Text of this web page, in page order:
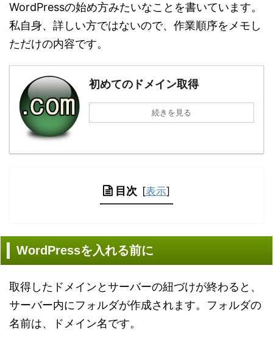
WordPressの始め方みたいなことを書いています。
私自身、詳しい方ではないので、作業順序をメモし
ただけの内容です。
初めてのドメイン取得
続きを見る
目次 [表示]
WordPressを入れる前に
取得したドメインとサーバーの紐づけが終わると、
サーバー内にフォルダが作成されます。フォルダの
名前は、ドメイン名です。